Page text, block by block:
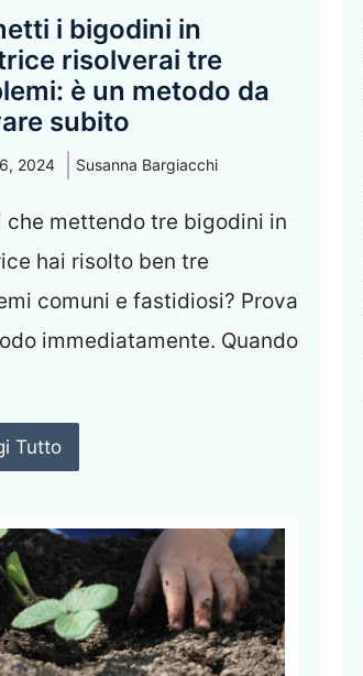
i bigodini in
risolverai tre
è un metodo da
subito
2024 Susanna Bargiacchi
che mettendo tre bigodini in
hai risolto ben tre
comuni e fastidiosi? Prova
immediatamente. Quando
Tutto